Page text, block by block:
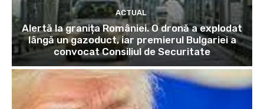
ACTUAL
Alertă la granița României. O dronă a explodat
lângă un gazoduct, iar premierul Bulgariei a
convocat Consiliul de Securitate